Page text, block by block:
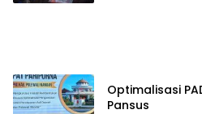
Optimalisasi
Pansus